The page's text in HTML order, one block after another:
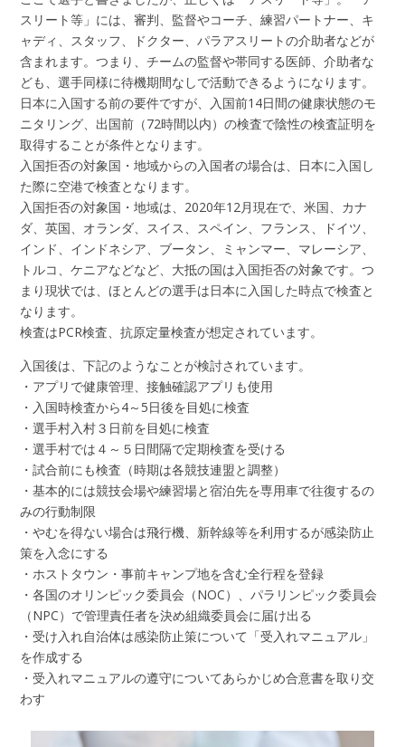
スリート等」には、審判、監督やコーチ、練習パートナー、キ
ャディ、スタッフ、ドクター、パラアスリートの介助者などが
含まれます。つまり、チームの監督や帯同する医師、介助者な
ども、選手同様に待機期間なしで活動できるようになります。
日本に入国する前の要件ですが、入国前14日間の健康状態のモ
ニタリング、出国前（72時間以内）の検査で陰性の検査証明を
取得することが条件となります。
入国拒否の対象国・地域からの入国者の場合は、日本に入国し
た際に空港で検査となります。
入国拒否の対象国・地域は、2020年12月現在で、米国、カナ
ダ、英国、オランダ、スイス、スペイン、フランス、ドイツ、
インド、インドネシア、ブータン、ミャンマー、マレーシア、
トルコ、ケニアなどなど、大抵の国は入国拒否の対象です。つ
まり現状では、ほとんどの選手は日本に入国した時点で検査と
なります。
検査はPCR検査、抗原定量検査が想定されています。
入国後は、下記のようなことが検討されています。
・アプリで健康管理、接触確認アプリも使用
・入国時検査から4～5日後を目処に検査
・選手村入村３日前を目処に検査
・選手村では４～５日間隔で定期検査を受ける
・試合前にも検査（時期は各競技連盟と調整）
・基本的には競技会場や練習場と宿泊先を専用車で往復するの
みの行動制限
・やむを得ない場合は飛行機、新幹線等を利用するが感染防止
策を入念にする
・ホストタウン・事前キャンプ地を含む全行程を登録
・各国のオリンピック委員会（NOC）、パラリンピック委員会
（NPC）で管理責任者を決め組織委員会に届け出る
・受け入れ自治体は感染防止策について「受入れマニュアル」
を作成する
・受入れマニュアルの遵守についてあらかじめ合意書を取り交
わす